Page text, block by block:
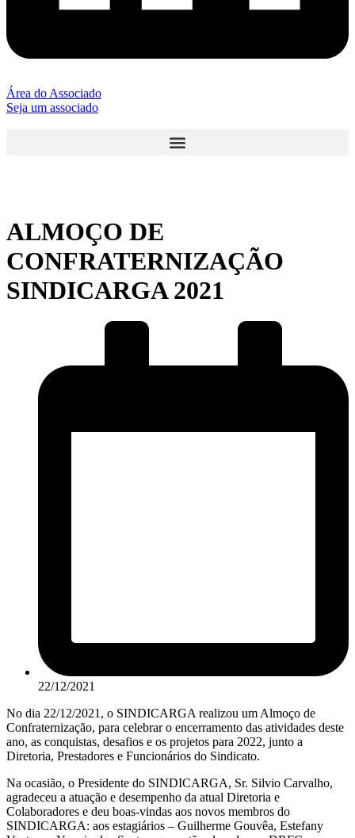
Área do Associado
Seja um associado
ALMOÇO DE
CONFRATERNIZAÇÃO
SINDICARGA 2021
22/12/2021
No dia 22/12/2021, o SINDICARGA realizou um Almoço de
Confraternização, para celebrar o encerramento das atividades deste
ano, as conquistas, desafios e os projetos para 2022, junto a
Diretoria, Prestadores e Funcionários do Sindicato.
Na ocasião, o Presidente do SINDICARGA, Sr. Silvio Carvalho,
agradeceu a atuação e desempenho da atual Diretoria e
Colaboradores e deu boas-vindas aos novos membros do
SINDICARGA: aos estagiários – Guilherme Gouvêa, Estefany